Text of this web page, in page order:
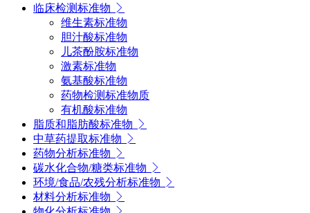
临床检测标准物
维生素标准物
胆汁酸标准物
儿茶酚胺标准物
激素标准物
氨基酸标准物
药物检测标准物质
有机酸标准物
脂质和脂肪酸标准物
中草药提取标准物
药物分析标准物
碳水化合物/糖类标准物
环境/食品/农残分析标准物
材料分析标准物